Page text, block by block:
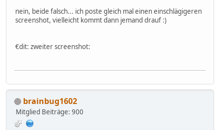
nein, beide falsch... ich poste gleich mal einen einschlägigeren
screenshot, vielleicht kommt dann jemand drauf :)
€dit: zweiter screenshot:
brainbug1602
Mitglied Beiträge: 900